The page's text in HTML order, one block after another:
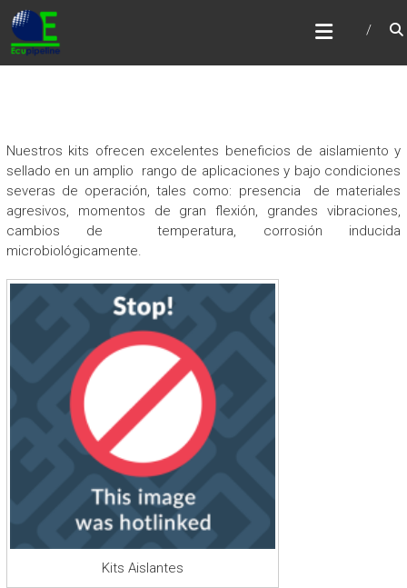
Skip
content
ECUPIPELINE
Creatividad e Innovación Industrial
Nuestros kits ofrecen excelentes beneficios de aislamiento y
sellado en un amplio rango de aplicaciones y bajo condiciones
severas de operación, tales como: presencia de materiales
agresivos, momentos de gran flexión, grandes vibraciones,
cambios de temperatura, corrosión inducida
microbiológicamente.
Kits Aislantes